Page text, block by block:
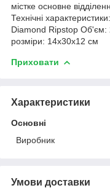
містке основне
Технічні
Diamond Ripstop Об'єм:
розміри: 14x30x12 см
Приховати
Характеристики
Основні
Виробник
Умови доставки